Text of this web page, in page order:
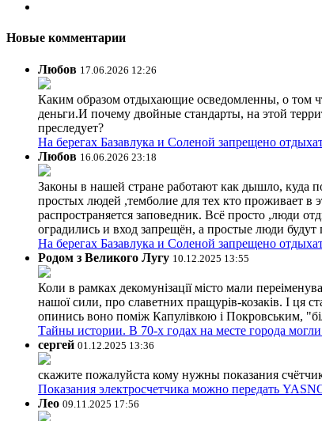
Новые комментарии
Любов 17.06.2026 12:26
Каким образом отдыхающие осведомленны, о том
деньги.И почему двойные стандарты, на этой
преследует?
На берегах Базавлука и Соленой запрещено
Любов 16.06.2026 23:18
Законы в нашей стране работают как дышло, куда
простых людей ,темболие для тех кто проживает в
распространяется заповедник. Всё просто ,люди
оградились и вход запрещён, а простые люди
На берегах Базавлука и Соленой запрещено
Родом з Великого Лугу 10.12.2025 13:55
Коли в рамках декомунізації місто мали
нашої сили, про славетних пращурів-козаків. І ця
опинись воно поміж Капулівкою і Покровським,
Тайны истории. В 70-х годах на месте города
сергей 01.12.2025 13:36
скажите пожалуйста кому нужны показания
Показания электросчетчика можно передать
Лео 09.11.2025 17:56